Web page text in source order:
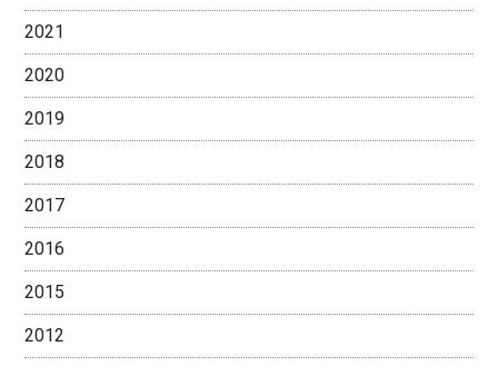
2021
2020
2019
2018
2017
2016
2015
2012